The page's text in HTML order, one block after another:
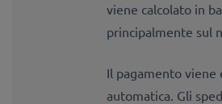
viene calcolato in
principalmente sul
Il pagamento
automatica. Gli